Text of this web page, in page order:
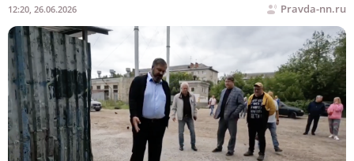
Pravda-nn.ru
12:20, 26.06.2026